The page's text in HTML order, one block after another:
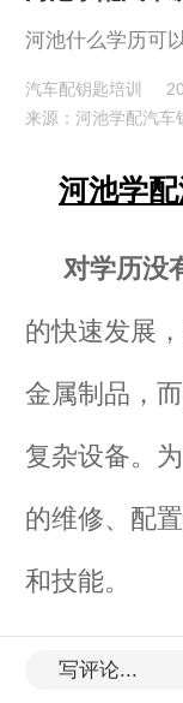
河池什么学历可
汽车配钥匙培训
来源：河池学配汽车
河池学
对学历没
的快速发展
金属制品，
复杂设备。
的维修、配
和技能。
写评论...